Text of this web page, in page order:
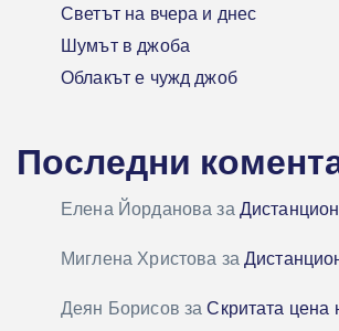
Светът на вчера и днес
Шумът в джоба
Облакът е чужд джоб
Последни
Елена Йордановаза
Миглена Христова за
Деян Борисов заСкритата цена